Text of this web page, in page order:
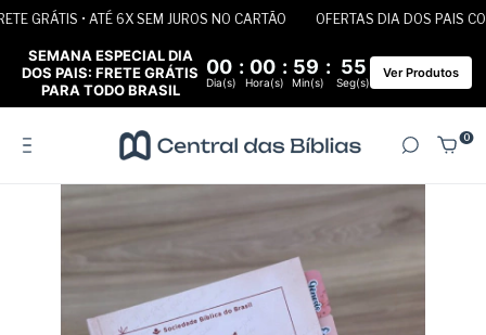
GRÁTIS • ATÉ 6X SEM JUROS NO CARTÃO OFERTAS DIA DOS PAIS
SEMANA ESPECIAL DIA
DOS PAIS: FRETE GRÁTIS
PARA TODO BRASIL
00 : 00 : 59 : 55
Dia(s) Hora(s) Min(s) Seg(s)
Ver Produtos
0